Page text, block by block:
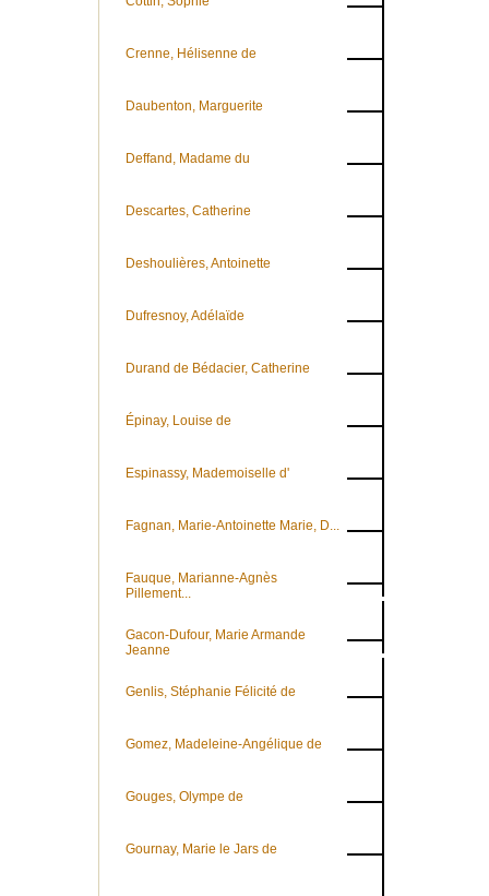
Crenne, Hélisenne de
Daubenton, Marguerite
Deffand, Madame du
Descartes, Catherine
Deshoulières, Antoinette
Dufresnoy, Adélaïde
Durand de Bédacier, Catherine
Épinay, Louise de
Espinassy, Mademoiselle d'
Fagnan, Marie-Antoinette Marie, D...
Fauque, Marianne-Agnès
Pillement...
Gacon-Dufour, Marie Armande
Jeanne
Genlis, Stéphanie Félicité de
Gomez, Madeleine-Angélique de
Gouges, Olympe de
Gournay, Marie le Jars de